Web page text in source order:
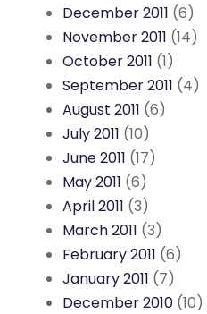
December 2011 (6)
November 2011 (14)
October 2011 (1)
September 2011 (4)
August 2011 (6)
July 2011 (10)
June 2011 (17)
May 2011 (6)
April 2011 (3)
March 2011 (3)
February 2011 (6)
January 2011 (7)
December 2010 (10)